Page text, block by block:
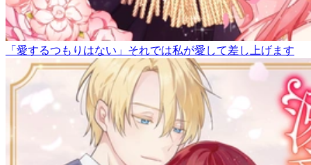
「愛するつもりはない」それでは私が愛して差し上げます